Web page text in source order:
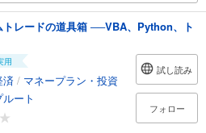
トレードの道具箱 ──VBA、Python、ト
用
済 / マネープラン・投資
ート
試し読み
フォロー